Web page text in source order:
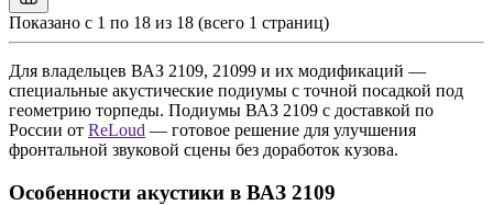
Показано с 1 по 18 из 18 (всего 1 страниц)
Для владельцев ВАЗ 2109, 21099 и их модификаций —
специальные акустические подиумы с точной посадкой под
геометрию торпеды. Подиумы ВАЗ 2109 с доставкой по
России от ReLoud — готовое решение для улучшения
фронтальной звуковой сцены без доработок кузова.
Особенности акустики в ВАЗ 2109